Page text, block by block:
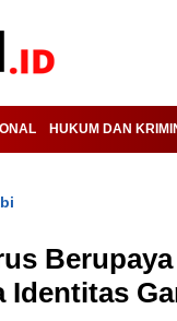
HUKUM DAN
Identitas